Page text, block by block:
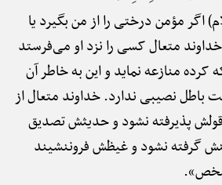
اگر مؤمن درختی را از من بگیرد یا
متعال کسی را نزد او می‌فرستد
کرده منازعه نماید و این به خاطر آن
نصیبی ندارد. خداوند متعال از
پذیرفته نشود و حدیثش تصدیق
گرفته نشود و غیظش فروننشیند